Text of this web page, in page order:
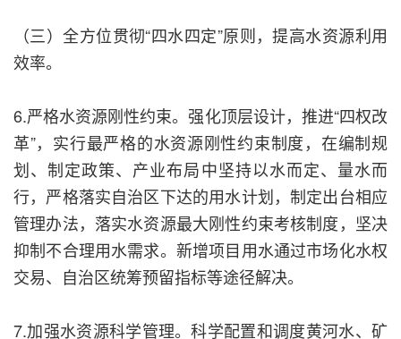
（三）全方位贯彻“四水四定”原则，提高水资源利用
效率。
6.严格水资源刚性约束。强化顶层设计，推进“四权改
革”，实行最严格的水资源刚性约束制度，在编制规
划、制定政策、产业布局中坚持以水而定、量水而
行，严格落实自治区下达的用水计划，制定出台相应
管理办法，落实水资源最大刚性约束考核制度，坚决
抑制不合理用水需求。新增项目用水通过市场化水权
交易、自治区统筹预留指标等途径解决。
7.加强水资源科学管理。科学配置和调度黄河水、矿